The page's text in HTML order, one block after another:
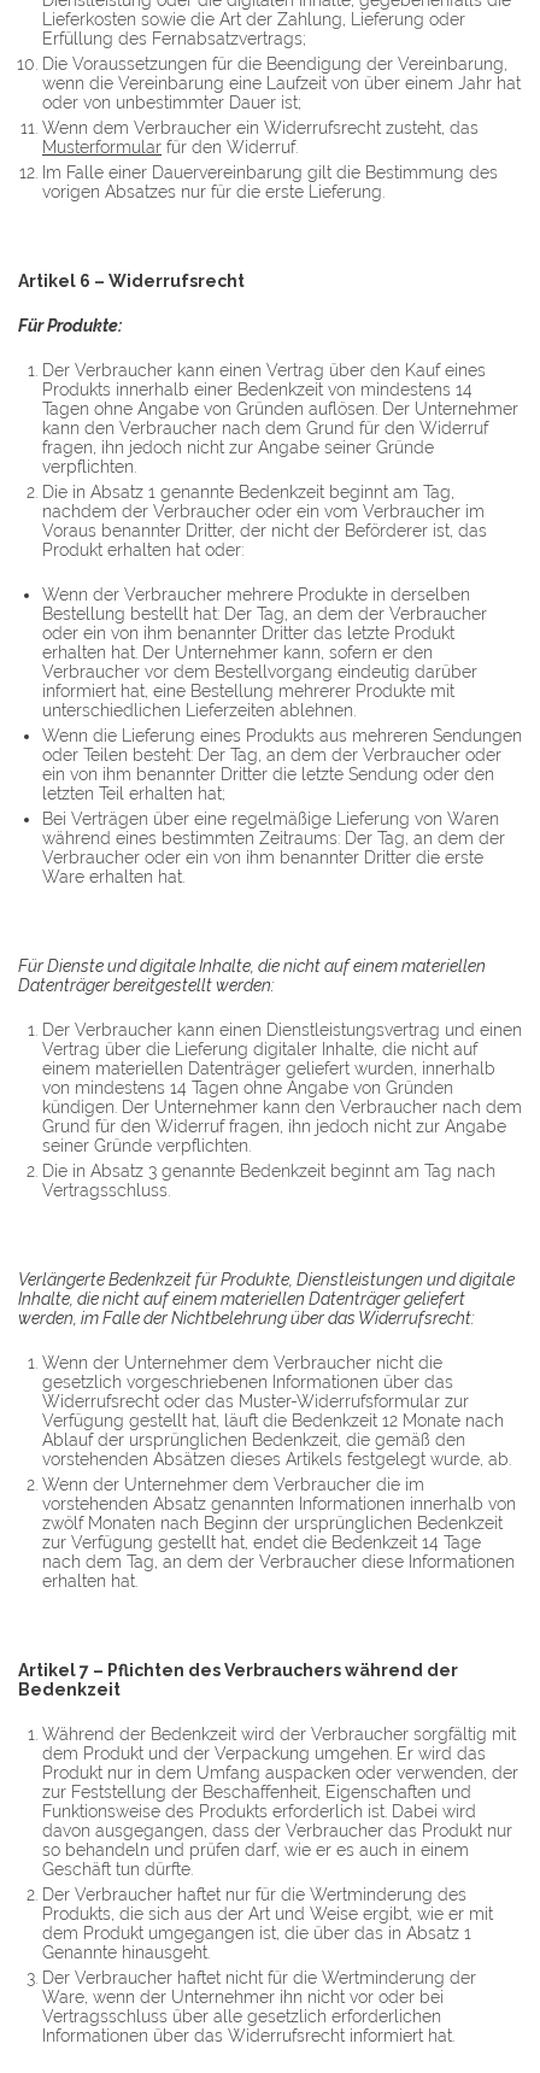
Lieferkosten sowie die Art der Zahlung, Lieferung oder
Erfüllung des Fernabsatzvertrags;
Die Voraussetzungen für die Beendigung der Vereinbarung,
wenn die Vereinbarung eine Laufzeit von über einem Jahr hat
oder von unbestimmter Dauer ist;
Wenn dem Verbraucher ein Widerrufsrecht zusteht, das
Musterformular für den Widerruf.
Im Falle einer Dauervereinbarung gilt die Bestimmung des
vorigen Absatzes nur für die erste Lieferung.
Artikel 6 – Widerrufsrecht
Für Produkte:
Der Verbraucher kann einen Vertrag über den Kauf eines
Produkts innerhalb einer Bedenkzeit von mindestens 14
Tagen ohne Angabe von Gründen auflösen. Der Unternehmer
kann den Verbraucher nach dem Grund für den Widerruf
fragen, ihn jedoch nicht zur Angabe seiner Gründe
verpflichten.
Die in Absatz 1 genannte Bedenkzeit beginnt am Tag,
nachdem der Verbraucher oder ein vom Verbraucher im
Voraus benannter Dritter, der nicht der Beförderer ist, das
Produkt erhalten hat oder:
Wenn der Verbraucher mehrere Produkte in derselben
Bestellung bestellt hat: Der Tag, an dem der Verbraucher
oder ein von ihm benannter Dritter das letzte Produkt
erhalten hat. Der Unternehmer kann, sofern er den
Verbraucher vor dem Bestellvorgang eindeutig darüber
informiert hat, eine Bestellung mehrerer Produkte mit
unterschiedlichen Lieferzeiten ablehnen.
Wenn die Lieferung eines Produkts aus mehreren Sendungen
oder Teilen besteht: Der Tag, an dem der Verbraucher oder
ein von ihm benannter Dritter die letzte Sendung oder den
letzten Teil erhalten hat;
Bei Verträgen über eine regelmäßige Lieferung von Waren
während eines bestimmten Zeitraums: Der Tag, an dem der
Verbraucher oder ein von ihm benannter Dritter die erste
Ware erhalten hat.
Für Dienste und digitale Inhalte, die nicht auf einem materiellen
Datenträger bereitgestellt werden:
Der Verbraucher kann einen Dienstleistungsvertrag und einen
Vertrag über die Lieferung digitaler Inhalte, die nicht auf
einem materiellen Datenträger geliefert wurden, innerhalb
von mindestens 14 Tagen ohne Angabe von Gründen
kündigen. Der Unternehmer kann den Verbraucher nach dem
Grund für den Widerruf fragen, ihn jedoch nicht zur Angabe
seiner Gründe verpflichten.
Die in Absatz 3 genannte Bedenkzeit beginnt am Tag nach
Vertragsschluss.
Verlängerte Bedenkzeit für Produkte, Dienstleistungen und digitale
Inhalte, die nicht auf einem materiellen Datenträger geliefert
werden, im Falle der Nichtbelehrung über das Widerrufsrecht:
Wenn der Unternehmer dem Verbraucher nicht die
gesetzlich vorgeschriebenen Informationen über das
Widerrufsrecht oder das Muster-Widerrufsformular zur
Verfügung gestellt hat, läuft die Bedenkzeit 12 Monate nach
Ablauf der ursprünglichen Bedenkzeit, die gemäß den
vorstehenden Absätzen dieses Artikels festgelegt wurde, ab.
Wenn der Unternehmer dem Verbraucher die im
vorstehenden Absatz genannten Informationen innerhalb von
zwölf Monaten nach Beginn der ursprünglichen Bedenkzeit
zur Verfügung gestellt hat, endet die Bedenkzeit 14 Tage
nach dem Tag, an dem der Verbraucher diese Informationen
erhalten hat.
Artikel 7 – Pflichten des Verbrauchers während der
Bedenkzeit
Während der Bedenkzeit wird der Verbraucher sorgfältig mit
dem Produkt und der Verpackung umgehen. Er wird das
Produkt nur in dem Umfang auspacken oder verwenden, der
zur Feststellung der Beschaffenheit, Eigenschaften und
Funktionsweise des Produkts erforderlich ist. Dabei wird
davon ausgegangen, dass der Verbraucher das Produkt nur
so behandeln und prüfen darf, wie er es auch in einem
Geschäft tun dürfte.
Der Verbraucher haftet nur für die Wertminderung des
Produkts, die sich aus der Art und Weise ergibt, wie er mit
dem Produkt umgegangen ist, die über das in Absatz 1
Genannte hinausgeht.
Der Verbraucher haftet nicht für die Wertminderung der
Ware, wenn der Unternehmer ihn nicht vor oder bei
Vertragsschluss über alle gesetzlich erforderlichen
Informationen über das Widerrufsrecht informiert hat.